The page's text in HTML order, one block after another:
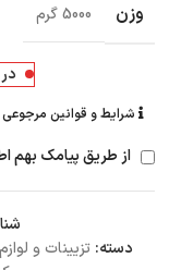
وزن 5000 گرم
شرایط و قوانین مرجوعی
از طریق پیامک بهم
دسته: تزیینات و